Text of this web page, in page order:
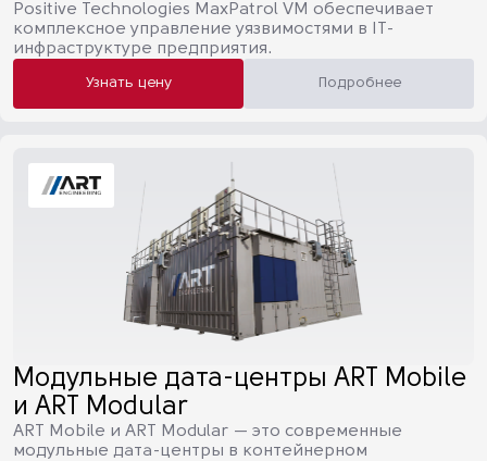
Positive Technologies MaxPatrol VM обеспечивает
комплексное управление уязвимостями в IT-
инфраструктуре предприятия.
Узнать цену Подробнее
Модульные дата-центры ART Mobile
и ART Modular
ART Mobile и ART Modular — это современные
модульные дата-центры в контейнерном